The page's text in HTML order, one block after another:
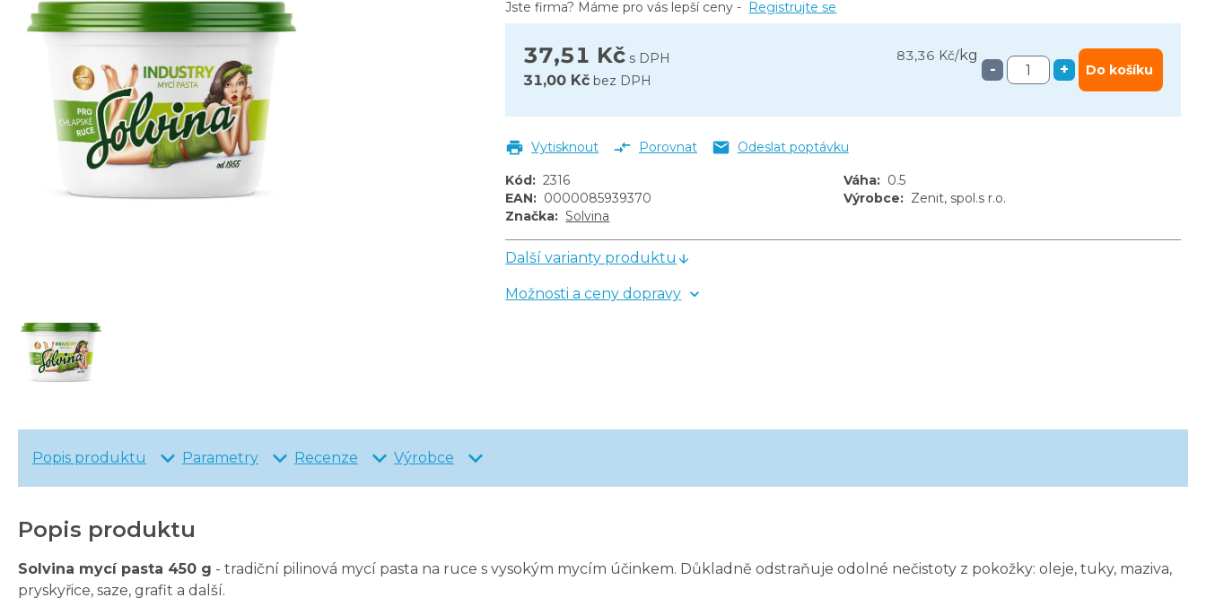
37,51 Kč s DPH 83,36 Kč/kg
31,00 Kč bez DPH
- + Do košíku
Jste firma? Máme pro vás lepší ceny - Registrujte se
Vytisknout Porovnat Odeslat poptávku
Kód: 2316 Váha: 0.5
EAN: 0000085939370 Výrobce: Zenit, spol.s r.o.
Značka: Solvina
Další varianty produktu
Možnosti a ceny dopravy
Popis produktu Parametry Recenze Výrobce
Popis produktu
Solvina mycí pasta 450 g - tradiční pilinová mycí pasta na ruce s vysokým mycím účinkem. Důkladně odstraňuje odolné nečistoty z pokožky: oleje, tuky, maziva,
pryskyřice, saze, grafit a další.